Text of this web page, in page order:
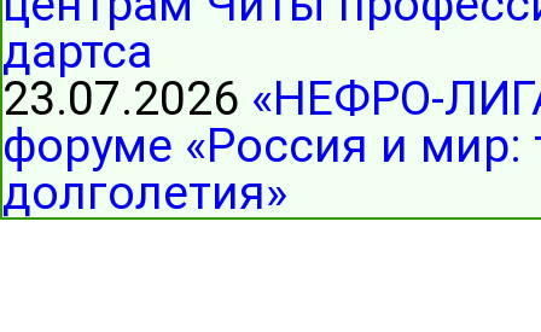
дартса
23.07.2026 «НЕФРО-
форуме «Россия и мир:
долголетия»